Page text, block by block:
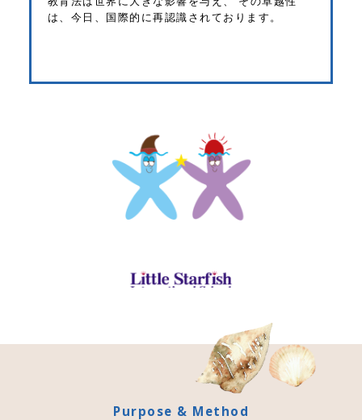
は、今日、国際的に再認識されております。
Purpose & Method